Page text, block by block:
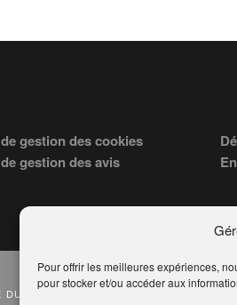
Pour offrir les meilleures expériences,
pour stocker et/ou accéder aux
gestion des cookies
gestion des avis
DU FAUBOURG ST HONORÉ PARIS 75008